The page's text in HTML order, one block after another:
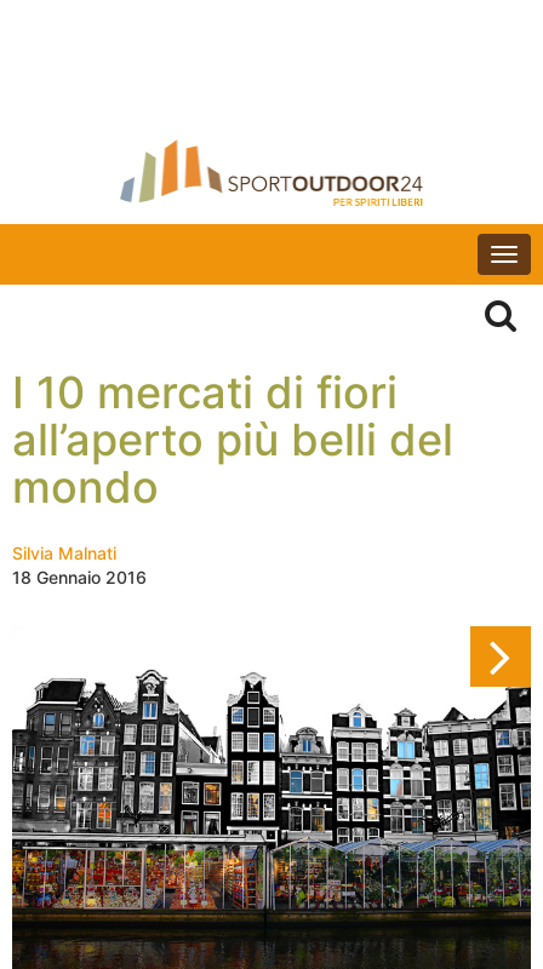
I 10 mercati di fiori
all’aperto più belli del
mondo
Silvia Malnati
18 Gennaio 2016